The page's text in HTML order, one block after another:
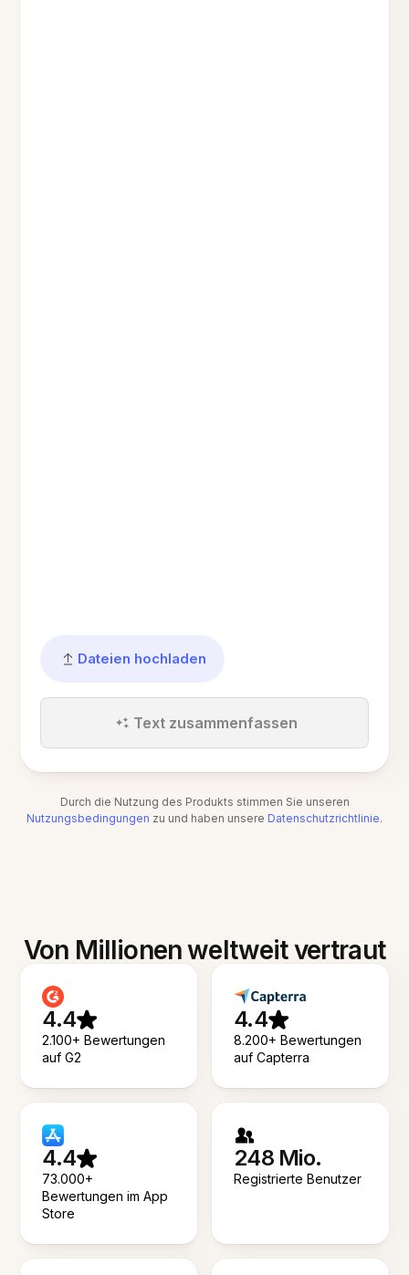
Dateien hochladen
Text zusammenfassen
Durch die Nutzung des Produkts stimmen Sie unseren
Nutzungsbedingungen zu und haben unsere Datenschutzrichtlinie.
Von Millionen weltweit vertraut
4.4
2.100+ Bewertungen
auf G2
4.4
8.200+ Bewertungen
auf Capterra
4.4
73.000+
Bewertungen im App
Store
248 Mio.
Registrierte Benutzer